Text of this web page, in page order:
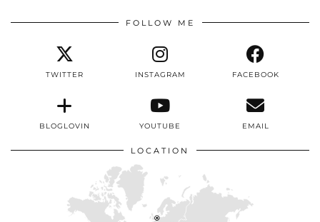
FOLLOW ME
TWITTER INSTAGRAM FACEBOOK
BLOGLOVIN YOUTUBE EMAIL
LOCATION